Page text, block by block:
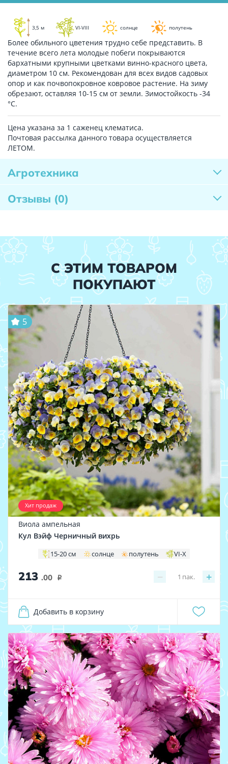
3,5 м VI-VIII солнце полутень
Более обильного цветения трудно себе представить. В
течение всего лета молодые побеги покрываются
бархатными крупными цветками винно-красного цвета,
диаметром 10 см. Рекомендован для всех видов садовых
опор и как почвопокровное ковровое растение. На зиму
обрезают, оставляя 10-15 см от земли. Зимостойкость -34
°C.
Цена указана за 1 саженец клематиса.
Почтовая рассылка данного товара осуществляется
ЛЕТОМ.
Агротехника
Отзывы (0)
С ЭТИМ ТОВАРОМ
ПОКУПАЮТ
Хит продаж
5
Виола ампельная
Кул Вэйф Черничный вихрь
15-20 см солнце полутень VI-X
213 .00 i − +
1 пак.
Добавить в корзину